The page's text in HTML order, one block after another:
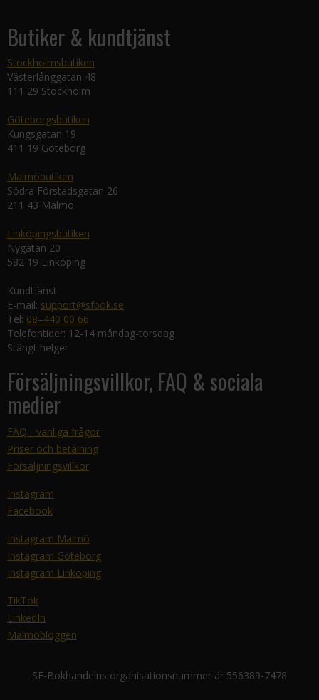
Butiker & kundtjänst
Stockholmsbutiken
Västerlånggatan 48
111 29 Stockholm
Göteborgsbutiken
Kungsgatan 19
411 19 Göteborg
Malmöbutiken
Södra Förstadsgatan 26
211 43 Malmö
Linköpingsbutiken
Nygatan 20
582 19 Linköping
Kundtjänst
E-mail: support@sfbok.se
Tel: 08–440 00 66
Telefontider: 12-14 måndag-torsdag
Stängt helger
Försäljningsvillkor, FAQ & sociala
medier
FAQ - vanliga frågor
Priser och betalning
Försäljningsvillkor
Instagram
Facebook
Instagram Malmö
Instagram Göteborg
Instagram Linköping
TikTok
LinkedIn
Malmöbloggen
SF-Bokhandelns organisationsnummer är 556389-7478